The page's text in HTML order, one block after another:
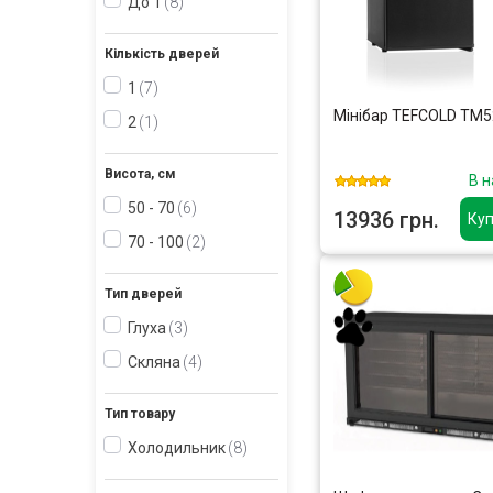
Кількість дверей
1
7
2 1
Висота, см
50 - 70 6
70 - 100 2
Тип дверей
Глуха 3
Скляна 4
Тип товару
Холодильник 8
Мінібар TEFCOLD
В
13936 грн.